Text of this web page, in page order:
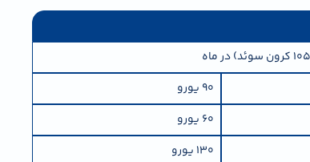
90 یورو
60 یورو
130 یورو